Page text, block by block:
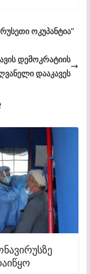
ოკუპანტია”
დემოკრატიის
დააკავეს